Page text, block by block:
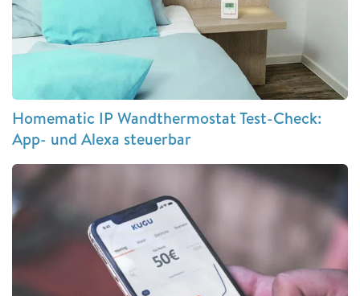
Homematic IP Wandthermostat Test-Check:
App- und Alexa steuerbar